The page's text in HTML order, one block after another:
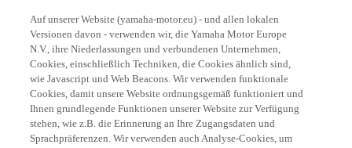
Auf unserer Website (yamaha-motor.eu) - und allen lokalen
Versionen davon - verwenden wir, die Yamaha Motor Europe
N.V., ihre Niederlassungen und verbundenen Unternehmen,
Cookies, einschließlich Techniken, die Cookies ähnlich sind,
wie Javascript und Web Beacons. Wir verwenden funktionale
Cookies, damit unsere Website ordnungsgemäß funktioniert und
Ihnen grundlegende Funktionen unserer Website zur Verfügung
stehen, wie z.B. die Erinnerung an Ihre Zugangsdaten und
Sprachpräferenzen. Wir verwenden auch Analyse-Cookies, um